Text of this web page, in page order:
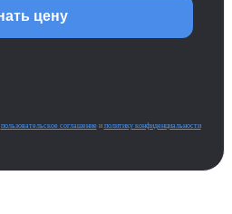
пользовательское соглашениеи политику конфиденциальности